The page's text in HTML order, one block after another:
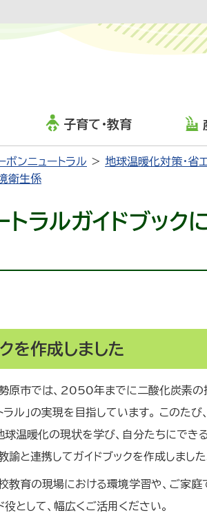
子育て・教育
ボンニュートラル
地球温暖化対策・省
衛生係
ラルガイドブック
を作成しました
原市では、2050年までに二酸化炭素の
ラル」の実現を目指しています。 このた
球温暖化の現状を学び、自分たちにでき
諭と連携してガイドブックを作成しました
教育の現場における環境学習や、ご家
役として、幅広くご活用ください。